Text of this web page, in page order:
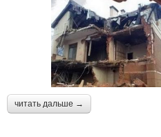
читать дальше →